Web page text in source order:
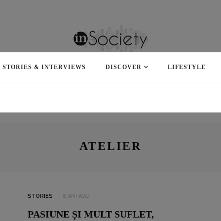
STORIES & INTERVIEWS DISCOVER LIFESTYLE
ATELIER
STORIES 8 ANI AGO
PASIUNE ȘI MULT SUFLET,
ROXANA BRĂNIȘTEANU: „ÎN
IANUARIE 2022, CÂND TOTUL